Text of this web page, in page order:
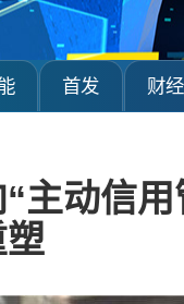
首发 财
主动信